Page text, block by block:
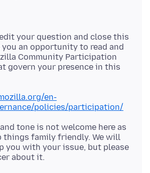
your question and close this
an opportunity to read and
Community Participation
govern your presence in this
en-
policies/participation/
tone is not welcome here as
things family friendly. We will
you with your issue, but please